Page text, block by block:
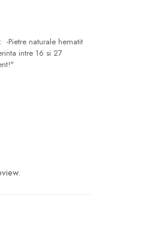
-Pietre naturale hematit
intre 16 si 27